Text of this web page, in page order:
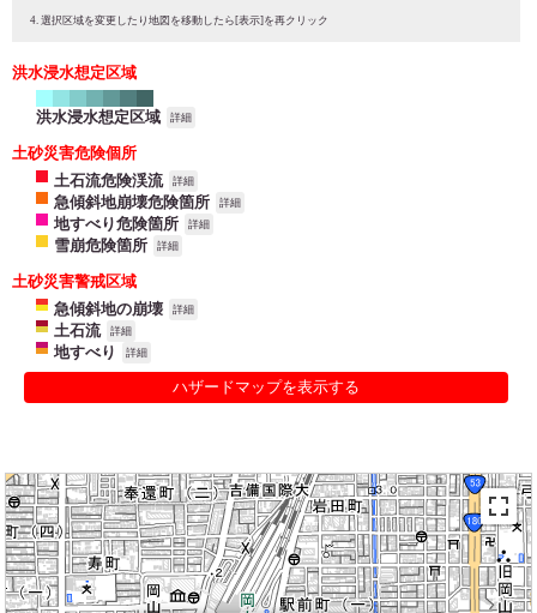
選択区域を変更したり地図を移動したら[表示]を再クリック
洪水浸水想定区域
洪水浸水想定区域 詳細
土砂災害危険個所
土石流危険渓流
詳細
急傾斜地崩壊危険箇所 詳細
地すべり危険箇所 詳細
雪崩危険箇所 詳細
土砂災害警戒区域
急傾斜地の崩壊
詳細
土石流 詳細
地すべり 詳細
ハザードマップを表示する